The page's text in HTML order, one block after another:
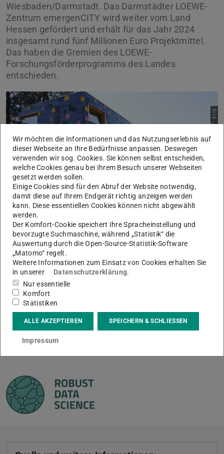
Wiesbaden/Darmstadt. Das Darmstädter LOEWE-
Zentrum emergenCITY wird weiter vom Land
Hessen gefördert und erhält für das Jahr 2024
insgesamt rund fünf Millionen Euro Projektmittel.
Das haben die Gremien des LOEWE-
Forschungsförderprogramms des Landes
entschieden.
Bild: Jens Steingässer/TU Darmstadt
Der interdisziplinäre Forschungsverbund unter
Federführung der Technischen Universität Darmstadt
erkundet seit 2020 mit seitdem insgesamt fast 17,5
Millionen Euro Unterstützung aus LOEWE, wie Städte
besser durch Krisen und Katastrophen kommen und sich
auf der Basis von Informations- und
Kommunikationstechnologie schnell wieder stabilisieren
können. Über die weitere Finanzierung des Zentrums in
den Jahren 2025 und 2026 entscheiden die LOEWE-
Gremien im Herbst 2024.
Wir möchten die Informationen und das Nutzungserlebnis auf
dieser Webseite an Ihre Bedürfnisse anpassen. Deswegen
verwenden wir sog. Cookies. Sie können selbst entscheiden,
welche Cookies genau bei Ihrem Besuch unserer Webseiten
gesetzt werden sollen.
Einige Cookies sind für den Abruf der Website notwendig,
damit diese auf Ihrem Endgerät richtig anzeigen werden
kann. Diese essentiellen Cookies können nicht abgewählt
werden.
Der Komfort-Cookie speichert Ihre Spracheinstellung und
bevorzugte Suchmaschine, während „Statistik“ die
Auswertung durch die Open-Source-Statistik-Software
„Matomo“ regelt.
Weitere Informationen zum Einsatz von Cookies erhalten Sie
in unserer
Datenschutzerklärung.
Nur essentielle
Komfort
Statistiken
ALLE AKZEPTIEREN SPEICHERN & SCHLIESSEN
Impressum